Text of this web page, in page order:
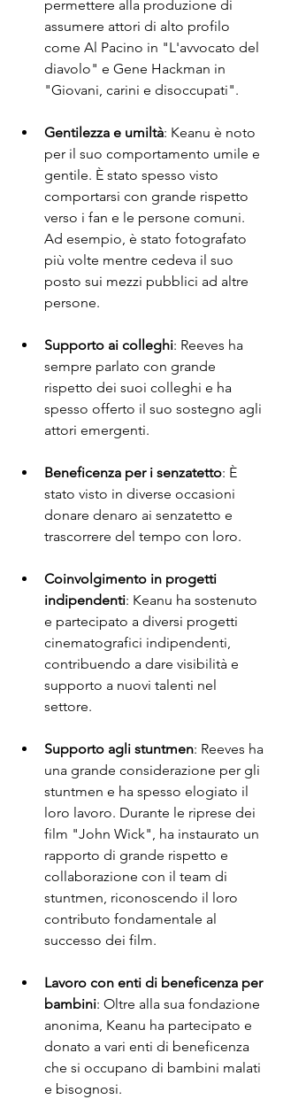
permettere alla produzione di
assumere attori di alto profilo
come Al Pacino in "L'avvocato del
diavolo" e Gene Hackman in
"Giovani, carini e disoccupati".
Gentilezza e umiltà: Keanu è noto
per il suo comportamento umile e
gentile. È stato spesso visto
comportarsi con grande rispetto
verso i fan e le persone comuni.
Ad esempio, è stato fotografato
più volte mentre cedeva il suo
posto sui mezzi pubblici ad altre
persone.
Supporto ai colleghi: Reeves ha
sempre parlato con grande
rispetto dei suoi colleghi e ha
spesso offerto il suo sostegno agli
attori emergenti.
Beneficenza per i senzatetto: È
stato visto in diverse occasioni
donare denaro ai senzatetto e
trascorrere del tempo con loro.
Coinvolgimento in progetti
indipendenti: Keanu ha sostenuto
e partecipato a diversi progetti
cinematografici indipendenti,
contribuendo a dare visibilità e
supporto a nuovi talenti nel
settore.
Supporto agli stuntmen: Reeves ha
una grande considerazione per gli
stuntmen e ha spesso elogiato il
loro lavoro. Durante le riprese dei
film "John Wick", ha instaurato un
rapporto di grande rispetto e
collaborazione con il team di
stuntmen, riconoscendo il loro
contributo fondamentale al
successo dei film.
Lavoro con enti di beneficenza per
bambini: Oltre alla sua fondazione
anonima, Keanu ha partecipato e
donato a vari enti di beneficenza
che si occupano di bambini malati
e bisognosi.